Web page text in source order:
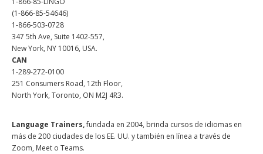
(1-866-85-54646)
1-866-503-0728
347 5th Ave, Suite 1402-557,
New York, NY 10016, USA.
CAN
1-289-272-0100
251 Consumers Road, 12th Floor,
North York, Toronto, ON M2J 4R3.
Language Trainers,fundada en 2004, brinda cursos de idiomas en
más de 200 ciudades de los EE. UU. y también en línea a través de
Zoom, Meet o Teams.